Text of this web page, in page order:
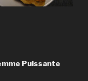
Puissante